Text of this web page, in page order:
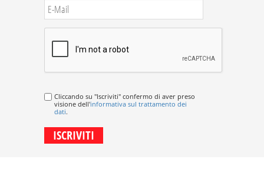
Cliccando su "Iscriviti" confermo di aver preso
visione dell'informativa sul trattamento dei
dati.